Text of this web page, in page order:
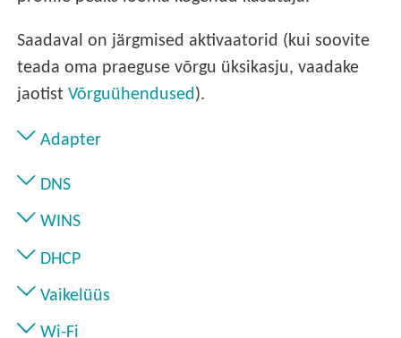
Saadaval on järgmised aktivaatorid (kui soovite
teada oma praeguse võrgu üksikasju, vaadake
jaotistVõrguühendused).
Adapter
DNS
WINS
DHCP
Vaikelüüs
Wi-Fi